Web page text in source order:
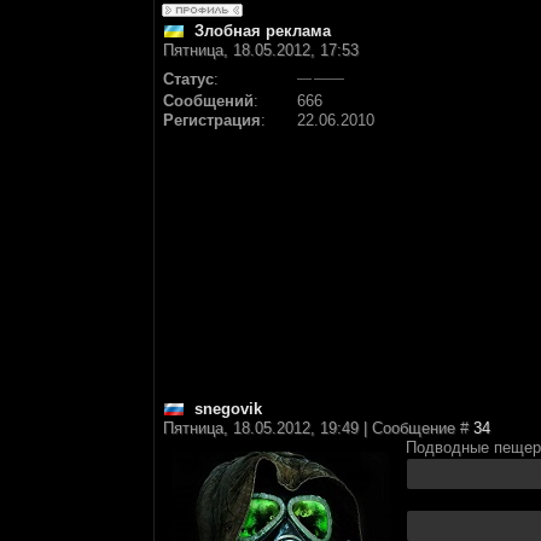
Злобная реклама
Пятница, 18.05.2012, 17:53
Статус:
Сообщений:
666
Регистрация: 22.06.2010
snegovik
Пятница, 18.05.2012, 19:49 | Сообщение # 34
Подводные